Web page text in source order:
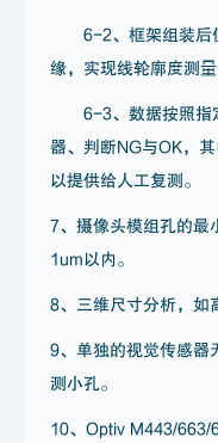
6-2、框架组装后使
缘，实现线轮廓度测量
6-3、数据按照指定
器、判断NG与OK，
以提供给人工复测。
7、摄像头模组孔的最
1um以内。
8、三维尺寸分析，如
9、单独的视觉传感器
测小孔。
10、Optiv M443/663/